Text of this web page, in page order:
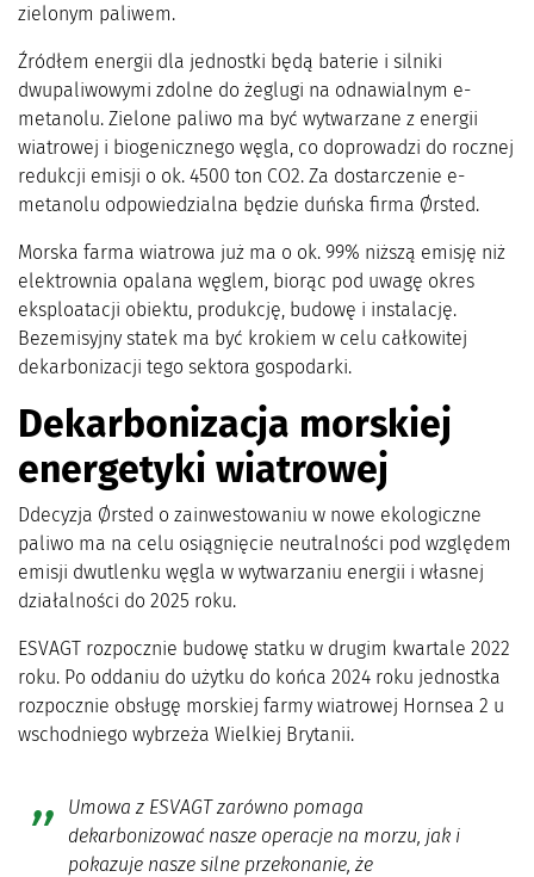
zielonym paliwem.
Źródłem energii dla jednostki będą baterie i silniki
dwupaliwowymi zdolne do żeglugi na odnawialnym e-
metanolu. Zielone paliwo ma być wytwarzane z energii
wiatrowej i biogenicznego węgla, co doprowadzi do rocznej
redukcji emisji o ok. 4500 ton CO2. Za dostarczenie e-
metanolu odpowiedzialna będzie duńska firma Ørsted.
Morska farma wiatrowa już ma o ok. 99% niższą emisję niż
elektrownia opalana węglem, biorąc pod uwagę okres
eksploatacji obiektu, produkcję, budowę i instalację.
Bezemisyjny statek ma być krokiem w celu całkowitej
dekarbonizacji tego sektora gospodarki.
Dekarbonizacja morskiej
energetyki wiatrowej
Ddecyzja Ørsted o zainwestowaniu w nowe ekologiczne
paliwo ma na celu osiągnięcie neutralności pod względem
emisji dwutlenku węgla w wytwarzaniu energii i własnej
działalności do 2025 roku.
ESVAGT rozpocznie budowę statku w drugim kwartale 2022
roku. Po oddaniu do użytku do końca 2024 roku jednostka
rozpocznie obsługę morskiej farmy wiatrowej Hornsea 2 u
wschodniego wybrzeża Wielkiej Brytanii.
Umowa z ESVAGT zarówno pomaga
dekarbonizować nasze operacje na morzu, jak i
pokazuje nasze silne przekonanie, że